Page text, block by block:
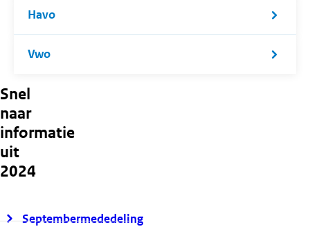
Havo
Vwo
Snel
naar
informatie
uit
2024
Septembermededeling